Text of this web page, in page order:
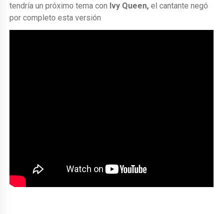
tendría un próximo tema con Ivy Queen, el cantante negó
por completo esta versión